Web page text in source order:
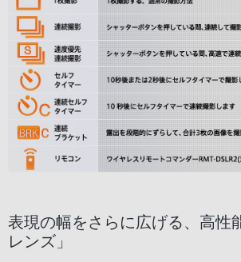
表現の幅をさらに広げる、高性
レンズ」